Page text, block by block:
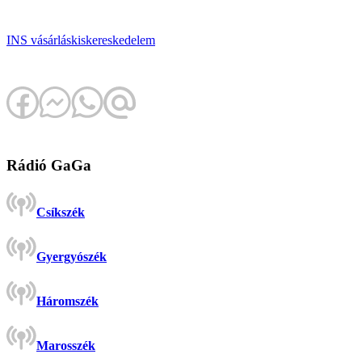
INS vásárláskiskereskedelem
Rádió GaGa
Csíkszék
Gyergyószék
Háromszék
Marosszék